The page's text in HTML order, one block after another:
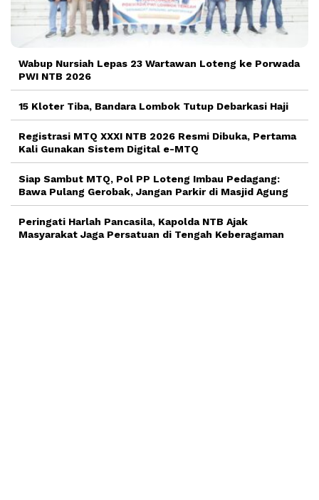
Wabup Nursiah Lepas 23 Wartawan Loteng ke Porwada
PWI NTB 2026
15 Kloter Tiba, Bandara Lombok Tutup Debarkasi Haji
Registrasi MTQ XXXI NTB 2026 Resmi Dibuka, Pertama
Kali Gunakan Sistem Digital e-MTQ
Siap Sambut MTQ, Pol PP Loteng Imbau Pedagang:
Bawa Pulang Gerobak, Jangan Parkir di Masjid Agung
Peringati Harlah Pancasila, Kapolda NTB Ajak
Masyarakat Jaga Persatuan di Tengah Keberagaman